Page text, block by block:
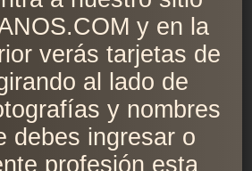
y en la
verás tarjetas de
al lado de
y nombres
debes ingresar o
profesión esta